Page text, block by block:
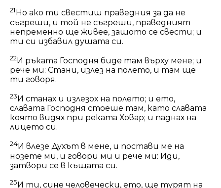
21 Но ако ти свестиш праведния за да не
съгреши, и той не съгреши, праведният
непременно ще живее, защото се свести; и
ти си избавил душата си.
22И ръката Господня биде там върху мене; и
рече ми: Стани, излез на полето, и там ще
ти говоря.
23 И станах и излезох на полето; и ето,
славата Господня стоеше там, като славата
която видях при реката Ховар; и паднах на
лицето си.
24И влезе Духът в мене, и постави ме на
нозете ми, и говори ми и рече ми: Иди,
затвори се в къщата си.
25И ти, сине человечески, ето, ще турят на